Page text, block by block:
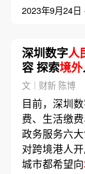
2023年9月24日 ·
深圳数字人
容 探索境外
付
文｜财新 陈博
目前，深圳
费、生活缴
政务服务六
对跨境港人
城市都希望向